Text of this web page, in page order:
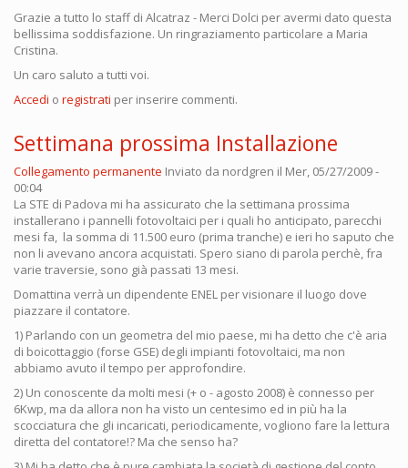
Grazie a tutto lo staff di Alcatraz - Merci Dolci per avermi dato questa
bellissima soddisfazione. Un ringraziamento particolare a Maria
Cristina.
Un caro saluto a tutti voi.
Accedi o registrati per inserire commenti.
Settimana prossima Installazione
Collegamento permanente Inviato da nordgren il Mer, 05/27/2009 -
00:04
La STE di Padova mi ha assicurato che la settimana prossima
installerano i pannelli fotovoltaici per i quali ho anticipato, parecchi
mesi fa, la somma di 11.500 euro (prima tranche) e ieri ho saputo che
non li avevano ancora acquistati. Spero siano di parola perchè, fra
varie traversie, sono già passati 13 mesi.
Domattina verrà un dipendente ENEL per visionare il luogo dove
piazzare il contatore.
1) Parlando con un geometra del mio paese, mi ha detto che c'è aria
di boicottaggio (forse GSE) degli impianti fotovoltaici, ma non
abbiamo avuto il tempo per approfondire.
2) Un conoscente da molti mesi (+ o - agosto 2008) è connesso per
6Kwp, ma da allora non ha visto un centesimo ed in più ha la
scocciatura che gli incaricati, periodicamente, vogliono fare la lettura
diretta del contatore!? Ma che senso ha?